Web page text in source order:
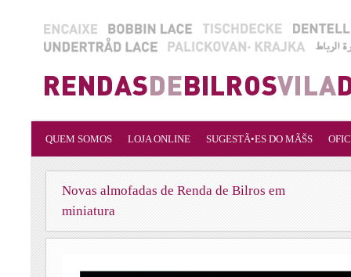
QUEM SOMOS LOJA ONLINE SUGESTÃ•ES DO MÃŠS
Novas almofadas de Renda de Bilros em
miniatura